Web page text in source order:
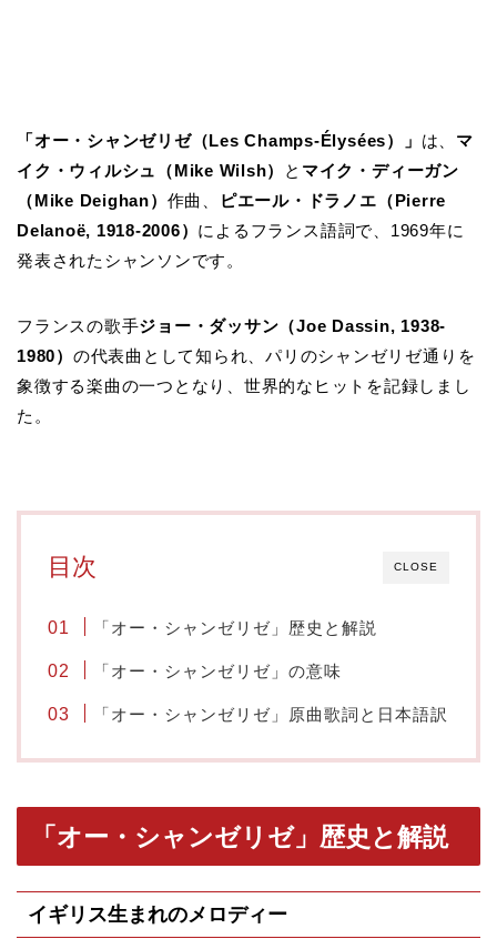
「オー・シャンゼリゼ（Les Champs-Élysées）」 は、 マ
イク・ウィルシュ（Mike Wilsh）
と マイク・ディーガン
（Mike Deighan） 作曲、
ピエール・ドラノエ（Pierre
Delanoë, 1918-2006） によるフランス語詞で、1969年に
発表されたシャンソンです。
フランスの歌手ジョー・ダッサン（Joe Dassin, 1938-
1980） の代表曲として知られ、パリのシャンゼリゼ通りを
象徴する楽曲の一つとなり、世界的なヒットを記録しまし
た。
CLOSE
目次
「オー・シャンゼリゼ」歴史と解説
「オー・シャンゼリゼ」の意味
「オー・シャンゼリゼ」原曲歌詞と日本語訳
「オー・シャンゼリゼ」歴史と解説
イギリス生まれのメロディー